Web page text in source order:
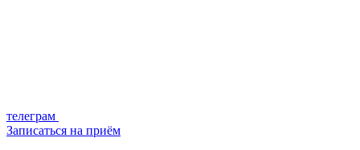
телеграм
Записаться на приём